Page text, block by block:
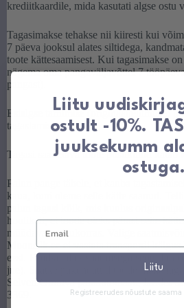
krediitkaardile, mida kasutati algse ostu
Tagasimakse tehakse nii kiiresti kui
7 päeva jooksul alates siltidega,
toote kättesaamisest. Kui tagasimakse
nägema oma pangaväljavõttel 7
pangast).
Esialgse tarnimise (originaaltellimuse)
tagastamisele.
Tagasi saadetava toote postikulud
Palun pange tähele, et kauba
kaua, kuni oleme selle kätte saanud.
palun tagasi kõik, mis kuulus
hoolikalt, et toode oleks pärast selle
müüdavas seisukorras. Valige
Moonsilk.ee ei vastuta transpordi käigus
eest. Hoidke alles saatmisega seotud
jne). Saatke pakendatud toode meile
Selveri Omniva pakiautomaati, lisades
3369.
Liitu
ostult -10%.
juuksekumm
ostuga.
Liitu
Registreerudes nõustute saama